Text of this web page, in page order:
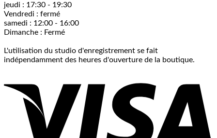
jeudi : 17:30 - 19:30
Vendredi : fermé
samedi : 12:00 - 16:00
Dimanche : Fermé
L'utilisation du studio d'enregistrement se fait
indépendamment des heures d'ouverture de la boutique.